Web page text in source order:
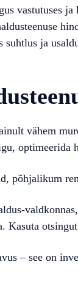
vastutuses
suhtlus ja
vähem
optimeerida
põhjalikum
Kasuta
– see on